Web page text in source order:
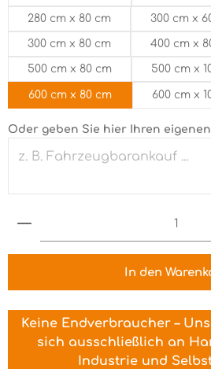
280 cm x 80 cm 300 cm x
300 cm x 80 cm 400 cm x
500 cm x 80 cm 500 cm x
600 cm x 80 cm 600 cm x
Oder geben Sie hier Ihren eigenen
Produkt Anzahl: Gib den
In den
Keine Endverbraucher –
sich ausschließlich an
Industrie und